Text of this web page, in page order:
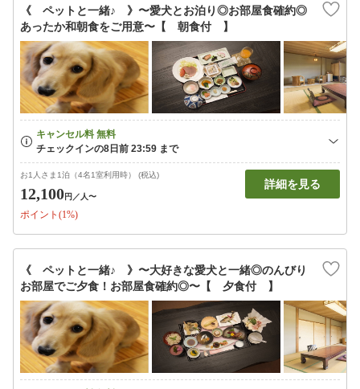
《 ペットと一緒♪ 》〜愛犬とお泊り◎お部屋食確約◎
あったか和朝食をご用意〜【 朝食付 】
お1人さま1泊（4名1室利用時） (税込)
12,100円 ／人〜
ポイント(1%)
詳細を見る
《 ペットと一緒♪ 》〜大好きな愛犬と一緒◎のんびり
お部屋でご夕食！お部屋食確約◎〜【 夕食付 】